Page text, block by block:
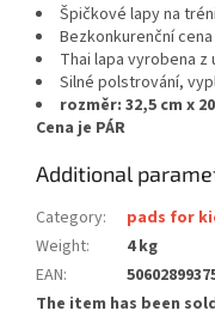
Špičkové lapy na
Bezkonkurenční cena
Thai lapa vyrobena z
Silné polstrování,
rozměr: 32,5 cm x
Cena je PÁR
Additional
Category:
pads for
Weight:
4 kg
EAN:
The item has been